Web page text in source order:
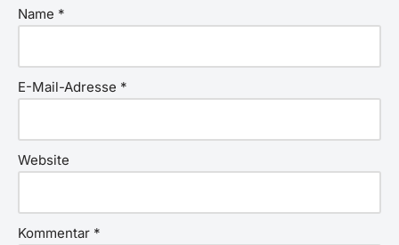
Name *
E-Mail-Adresse *
Website
Kommentar *